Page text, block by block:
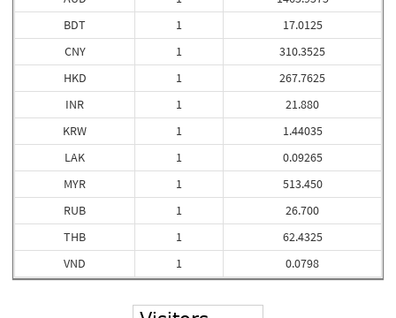
BDT
CNY
HKD
INR
KRW
LAK
MYR
RUB
THB
VND
1
1
1
1
1
1
1
1
1
1
17.0125
310.3525
267.7625
21.880
1.44035
0.09265
513.450
26.700
62.4325
0.0798